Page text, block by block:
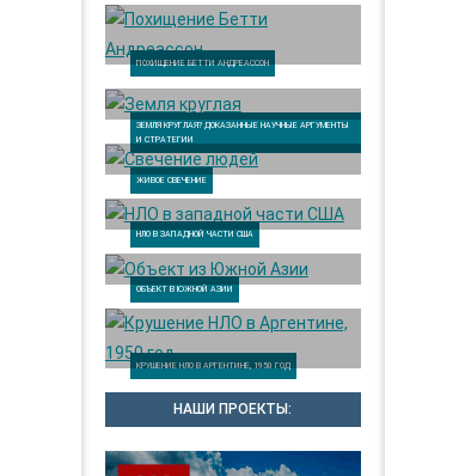
ПОХИЩЕНИЕ БЕТТИ АНДРЕАССОН
ЗЕМЛЯ КРУГЛАЯ? ДОКАЗАННЫЕ НАУЧНЫЕ АРГУМЕНТЫ
И СТРАТЕГИИ
ЖИВОЕ СВЕЧЕНИЕ
НЛО В ЗАПАДНОЙ ЧАСТИ США
ОБЪЕКТ В ЮЖНОЙ АЗИИ
КРУШЕНИЕ НЛО В АРГЕНТИНЕ, 1950 ГОД
НАШИ ПРОЕКТЫ: